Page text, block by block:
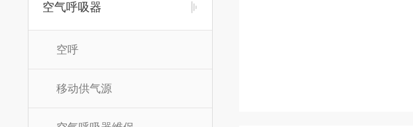
空气呼吸器
空呼
移动供气源